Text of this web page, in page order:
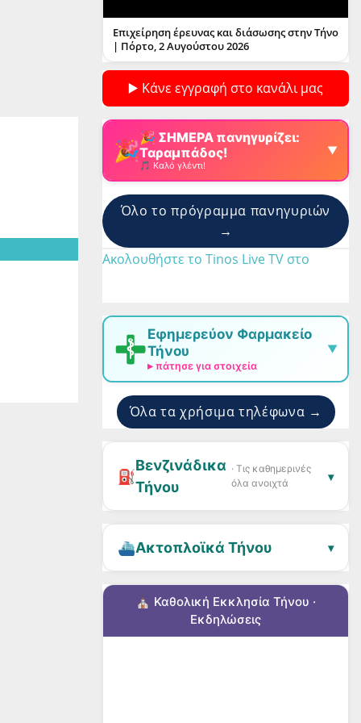
Επιχείρηση έρευνας και διάσωσης στην Τήνο
| Πόρτο, 2 Αυγούστου 2026
▶️ Κάνε εγγραφή στο κανάλι μας
🎉
🎉 ΣΗΜΕΡΑ πανηγυρίζει:
Ταραμπάδος!
🎵 Καλό γλέντι!
▼
Όλο το πρόγραμμα πανηγυριών
→
Ακολουθήστε το Tinos Live TV στο
Εφημερεύον Φαρμακείο
Τήνου
▸ πάτησε για στοιχεία
▼
Όλα τα χρήσιμα τηλέφωνα →
⛽
Βενζινάδικα
Τήνου
· Τις καθημερινές
όλα ανοιχτά
▾
⛴️Ακτοπλοϊκά Τήνου ▾
⛪ Καθολική Εκκλησία Τήνου ·
Εκδηλώσεις